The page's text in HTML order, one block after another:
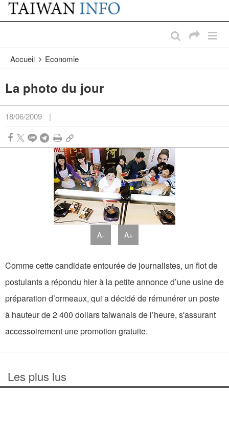
Passer au contenu principal
:::
Accueil Economie
La photo du jour
18/06/2009 |
A- A+
Comme cette candidate entourée de journalistes, un flot de
postulants a répondu hier à la petite annonce d’une usine de
préparation d’ormeaux, qui a décidé de rémunérer un poste
à hauteur de 2 400 dollars taiwanais de l’heure, s'assurant
accessoirement une promotion gratuite.
Les plus lus